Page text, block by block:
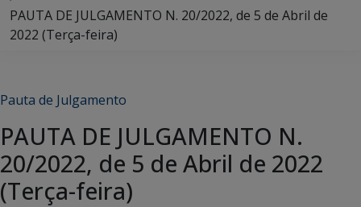
PAUTA DE JULGAMENTO N. 20/2022, de 5 de Abril de
2022 (Terça-feira)
Pauta de Julgamento
PAUTA DE JULGAMENTO N.
20/2022, de 5 de Abril de 2022
(Terça-feira)